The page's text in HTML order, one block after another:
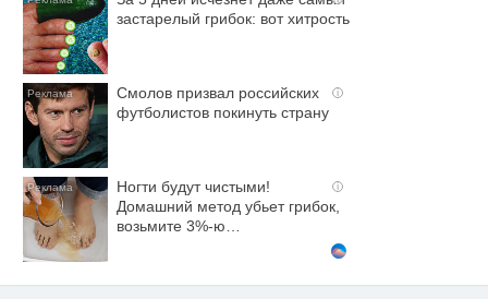
застарелый грибок: вот хитрость
i
Смолов призвал российских
футболистов покинуть страну
i
Ногти будут чистыми!
Домашний метод убьет грибок,
возьмите 3%-ю…